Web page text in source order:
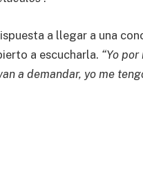
a llegar a una
a escucharla. “Yo
a demandar, yo me